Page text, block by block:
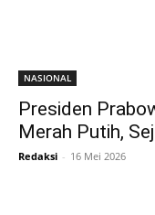
NASIONAL
Presiden
Merah Putih,
Redaksi - 16 Mei 2026